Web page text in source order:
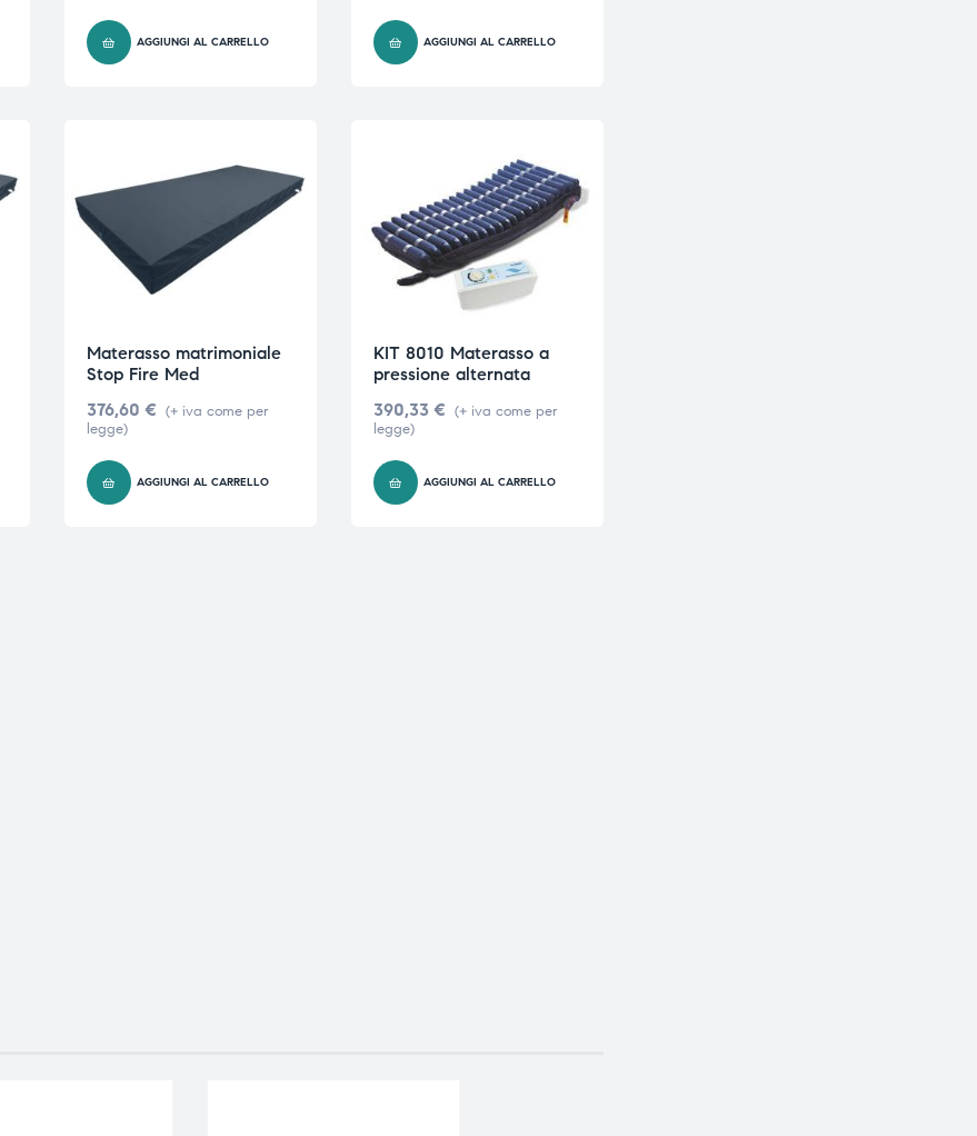
AGGIUNGI AL CARRELLO AGGIUNGI AL CARRELLO
Materasso matrimoniale
Stop Fire Med
376,60 € (+ iva come per
legge)
AGGIUNGI AL CARRELLO
KIT 8010 Materasso a
pressione alternata
390,33 € (+ iva come per
legge)
AGGIUNGI AL CARRELLO